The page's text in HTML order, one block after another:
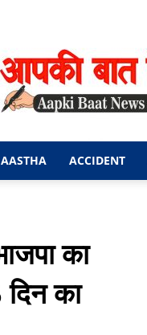
AASTHA ACCIDENT
का
का